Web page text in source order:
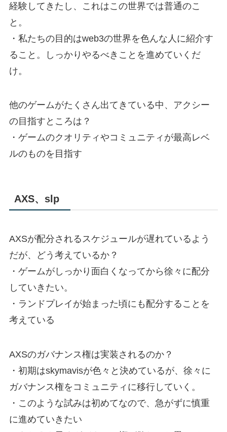
経験してきたし、これはこの世界では普通のこ
と。
・私たちの目的はweb3の世界を色んな人に紹介す
ること。しっかりやるべきことを進めていくだ
け。
他のゲームがたくさん出てきている中、アクシー
の目指すところは？
・ゲームのクオリティやコミュニティが最高レベ
ルのものを目指す
AXS、slp
AXSが配分されるスケジュールが遅れているよう
だが、どう考えているか？
・ゲームがしっかり面白くなってから徐々に配分
していきたい。
・ランドプレイが始まった頃にも配分することを
考えている
AXSのガバナンス権は実装されるのか？
・初期はskymavisが色々と決めているが、徐々に
ガバナンス権をコミュニティに移行していく。
・このような試みは初めてなので、急がずに慎重
に進めていきたい